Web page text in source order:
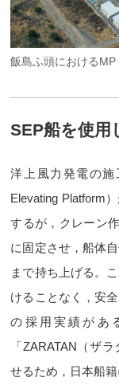
飯島ふ頭におけるMP
SEP船を使用
洋上風力発電の
Elevating Platform
するが，クレーン
に固定させ，船体
まで持ち上げる。
けることなく，安
の採用実績があ
「ZARATAN（ザ
せるため，日本船